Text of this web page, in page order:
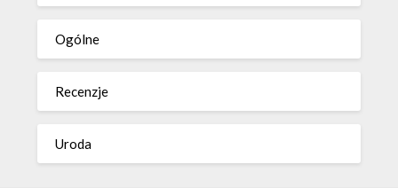
Ogólne
Recenzje
Uroda